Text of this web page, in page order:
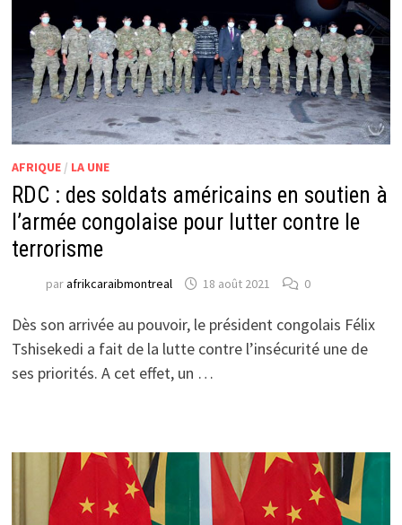
AFRIQUE/ LA UNE
RDC : des soldats américains en soutien à
l’armée congolaise pour lutter contre le
terrorisme
parafrikcaraibmontreal 18 août 2021 0
Dès son arrivée au pouvoir, le président congolais Félix
Tshisekedi a fait de la lutte contre l’insécurité une de
ses priorités. A cet effet, un …